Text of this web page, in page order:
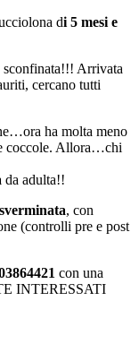
di 5 mesi e
sconfinata!!! Arrivata
cercano tutti
ha molta meno
coccole. Allora…chi
da adulta!!
sverminata, con
(controlli pre e post
con una
INTERESSATI